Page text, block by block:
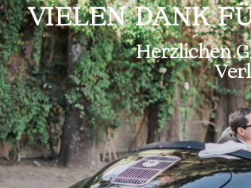
VIELEN DANK
Herzlichen